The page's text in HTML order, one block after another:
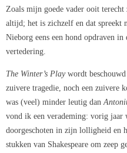
Zoals mijn goede vader ooit
altijd; het is zichzelf en dat spreekt
Nieborg eens een hond opdraven in
vertedering.
The Winter’s Playwordt beschouwd
zuivere tragedie, noch een zuivere
was (veel) minder leutig dan
vond ik een verademing: vorig
doorgeschoten in zijn lolligheid en
stukken van Shakespeare om zeep